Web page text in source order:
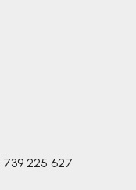
739 225 627